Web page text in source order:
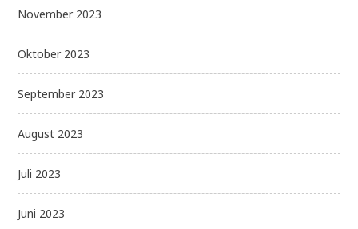
November 2023
Oktober 2023
September 2023
August 2023
Juli 2023
Juni 2023